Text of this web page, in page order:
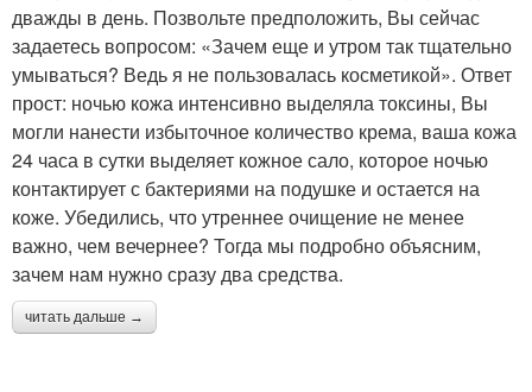
дважды в день. Позвольте предположить, Вы сейчас
задаетесь вопросом: «Зачем еще и утром так тщательно
умываться? Ведь я не пользовалась косметикой». Ответ
прост: ночью кожа интенсивно выделяла токсины, Вы
могли нанести избыточное количество крема, ваша кожа
24 часа в сутки выделяет кожное сало, которое ночью
контактирует с бактериями на подушке и остается на
коже. Убедились, что утреннее очищение не менее
важно, чем вечернее? Тогда мы подробно объясним,
зачем нам нужно сразу два средства.
читать дальше →